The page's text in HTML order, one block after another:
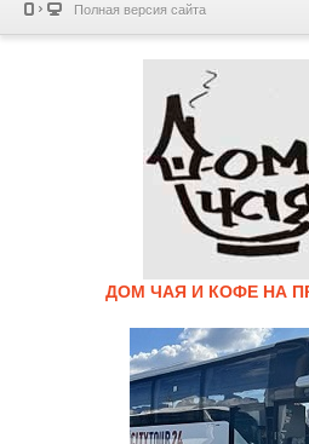
Полная версия сайта
ДОМ ЧАЯ И КОФЕ НА